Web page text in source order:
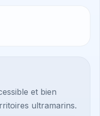
et bien
ultramarins.